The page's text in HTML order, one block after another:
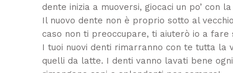
dente inizia a muoversi, giocaci un po’ con
Il nuovo dente non è proprio sotto al
caso non ti preoccupare, ti aiuterò io a fare
I tuoi nuovi denti rimarranno con te tutta la
quelli da latte. I denti vanno lavati bene